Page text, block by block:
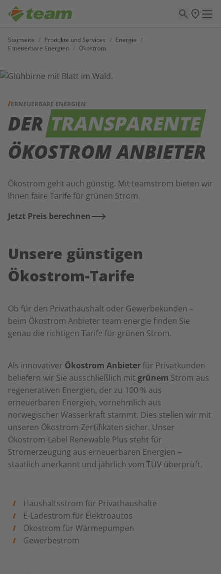
Startseite / Produkte und Services / Energie /
Erneuerbare Energien / Ökostrom
ERNEUERBARE ENERGIEN
DERTRANSPARENTE
ÖKOSTROM ANBIETER
Ökostrom geht auch günstig. Mit teamstrom bieten wir
Ihnen faire Tarife für grünen Strom.
Jetzt Preis berechnen
Unsere günstigen
Ökostrom-Tarife
Ob für den Privathaushalt oder Gewerbekunden –
beim Ökostrom Anbieter team energie finden Sie
genau die richtigen Tarife für grünen Strom.
Als innovativer Ökostrom Anbieterfür Privatkunden
beliefern wir Sie ausschließlich mit grünem Strom aus
regenerativen Energien, der zu 100 % aus
erneuerbaren Energien, vornehmlich aus
norwegischer Wasserkraft stammt. Dies stellen wir mit
unseren Ökostrom-Zertifikaten sicher. Unser
Ökostrom-Label Renewable Plus steht für
Stromerzeugung aus erneuerbaren Energien –
staatlich anerkannt und jährlich vom TÜV überprüft.
Haushaltsstrom für Privathaushalte
E-Ladestrom für Elektroautos
Ökostrom für Wärmepumpen
Gewerbestrom